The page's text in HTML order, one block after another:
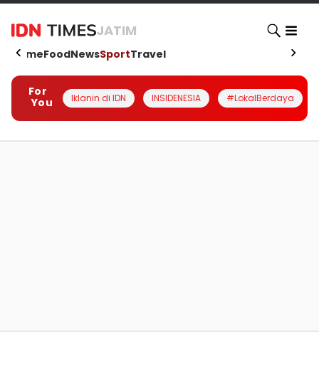
JATIM
HomeFoodNewsSportTravel
For
You
Iklanin di IDN INSIDENESIA #LokalBerdaya